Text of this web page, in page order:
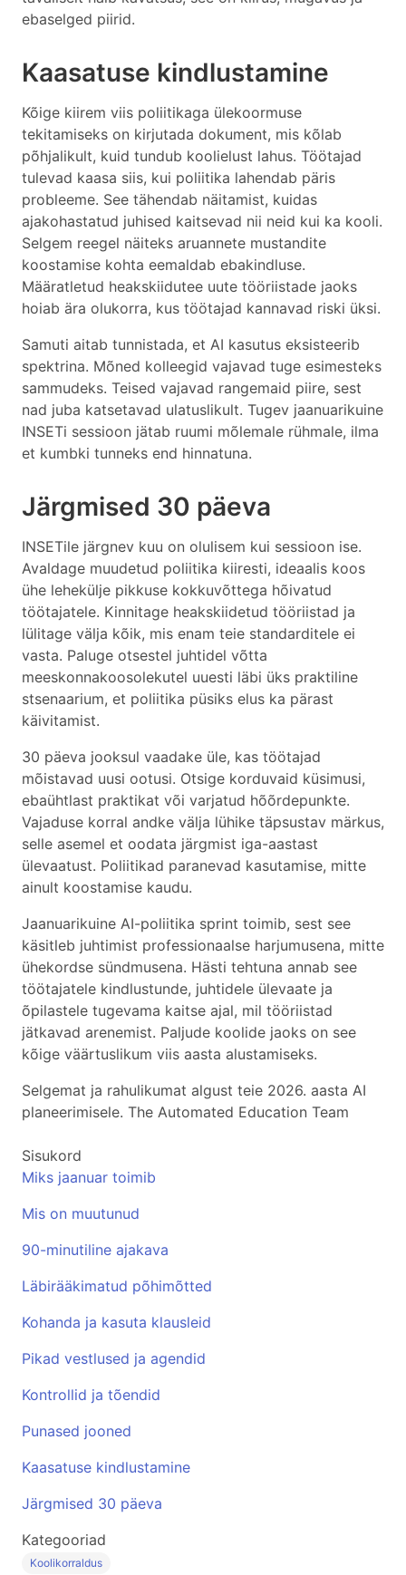
ebaselged piirid.
Kaasatuse kindlustamine
Kõige kiirem viis poliitikaga ülekoormuse
tekitamiseks on kirjutada dokument, mis kõlab
põhjalikult, kuid tundub koolielust lahus. Töötajad
tulevad kaasa siis, kui poliitika lahendab päris
probleeme. See tähendab näitamist, kuidas
ajakohastatud juhised kaitsevad nii neid kui ka kooli.
Selgem reegel näiteks aruannete mustandite
koostamise kohta eemaldab ebakindluse.
Määratletud heakskiidutee uute tööriistade jaoks
hoiab ära olukorra, kus töötajad kannavad riski üksi.
Samuti aitab tunnistada, et AI kasutus eksisteerib
spektrina. Mõned kolleegid vajavad tuge esimesteks
sammudeks. Teised vajavad rangemaid piire, sest
nad juba katsetavad ulatuslikult. Tugev jaanuarikuine
INSETi sessioon jätab ruumi mõlemale rühmale, ilma
et kumbki tunneks end hinnatuna.
Järgmised 30 päeva
INSETile järgnev kuu on olulisem kui sessioon ise.
Avaldage muudetud poliitika kiiresti, ideaalis koos
ühe lehekülje pikkuse kokkuvõttega hõivatud
töötajatele. Kinnitage heakskiidetud tööriistad ja
lülitage välja kõik, mis enam teie standarditele ei
vasta. Paluge otsestel juhtidel võtta
meeskonnakoosolekutel uuesti läbi üks praktiline
stsenaarium, et poliitika püsiks elus ka pärast
käivitamist.
30 päeva jooksul vaadake üle, kas töötajad
mõistavad uusi ootusi. Otsige korduvaid küsimusi,
ebaühtlast praktikat või varjatud hõõrdepunkte.
Vajaduse korral andke välja lühike täpsustav märkus,
selle asemel et oodata järgmist iga-aastast
ülevaatust. Poliitikad paranevad kasutamise, mitte
ainult koostamise kaudu.
Jaanuarikuine AI-poliitika sprint toimib, sest see
käsitleb juhtimist professionaalse harjumusena, mitte
ühekordse sündmusena. Hästi tehtuna annab see
töötajatele kindlustunde, juhtidele ülevaate ja
õpilastele tugevama kaitse ajal, mil tööriistad
jätkavad arenemist. Paljude koolide jaoks on see
kõige väärtuslikum viis aasta alustamiseks.
Selgemat ja rahulikumat algust teie 2026. aasta AI
planeerimisele. The Automated Education Team
Sisukord
Miks jaanuar toimib
Mis on muutunud
90-minutiline ajakava
Läbirääkimatud põhimõtted
Kohanda ja kasuta klausleid
Pikad vestlused ja agendid
Kontrollid ja tõendid
Punased jooned
Kaasatuse kindlustamine
Järgmised 30 päeva
Kategooriad
Koolikorraldus